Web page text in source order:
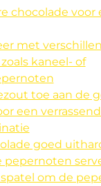
chocolade voor
met
kaneel- of
toe aan de
een
goed
pepernoten
om de